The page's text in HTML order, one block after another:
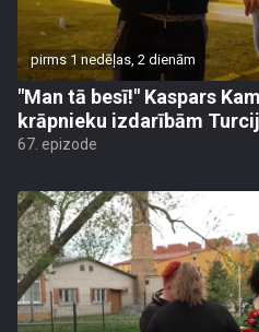
pirms 1 nedēļas, 2 dienām
"Man tā besī!" Kaspars
krāpnieku izdarībām
67. epizode